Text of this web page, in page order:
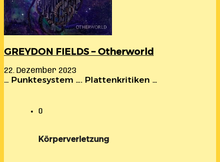
GREYDON FIELDS – Otherworld
22. Dezember 2023
… Punktesystem …. Plattenkritiken …
0
Körperverletzung